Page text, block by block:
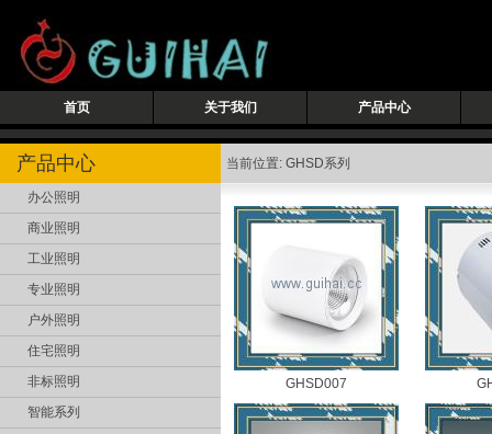
首页 关于我们 产品中心
当前位置: GHSD系列
GHSD007
产品中心
办公照明
商业照明
工业照明
专业照明
户外照明
住宅照明
非标照明
智能系列